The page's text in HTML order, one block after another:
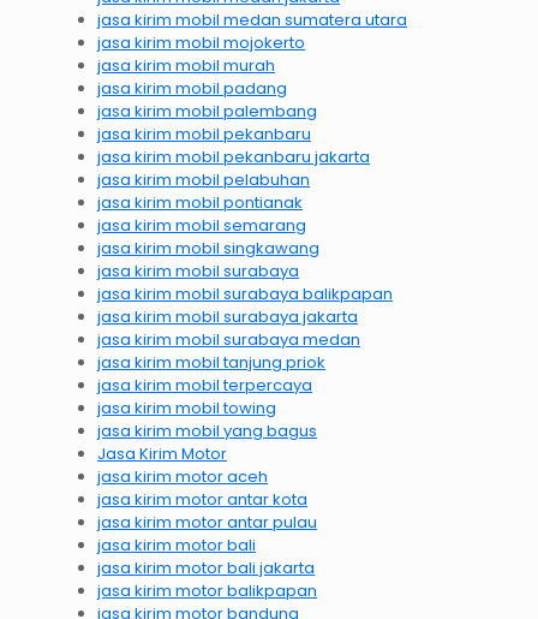
jasa kirim mobil medan sumatera utara
jasa kirim mobil mojokerto
jasa kirim mobil murah
jasa kirim mobil padang
jasa kirim mobil palembang
jasa kirim mobil pekanbaru
jasa kirim mobil pekanbaru jakarta
jasa kirim mobil pelabuhan
jasa kirim mobil pontianak
jasa kirim mobil semarang
jasa kirim mobil singkawang
jasa kirim mobil surabaya
jasa kirim mobil surabaya balikpapan
jasa kirim mobil surabaya jakarta
jasa kirim mobil surabaya medan
jasa kirim mobil tanjung priok
jasa kirim mobil terpercaya
jasa kirim mobil towing
jasa kirim mobil yang bagus
Jasa Kirim Motor
jasa kirim motor aceh
jasa kirim motor antar kota
jasa kirim motor antar pulau
jasa kirim motor bali
jasa kirim motor bali jakarta
jasa kirim motor balikpapan
jasa kirim motor bandung